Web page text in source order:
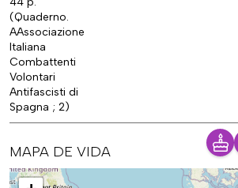
(Quaderno.
AAssociazione
Italiana
Combattenti
Volontari
Antifascisti di
Spagna ; 2)
MAPA DE VIDA
Mapa